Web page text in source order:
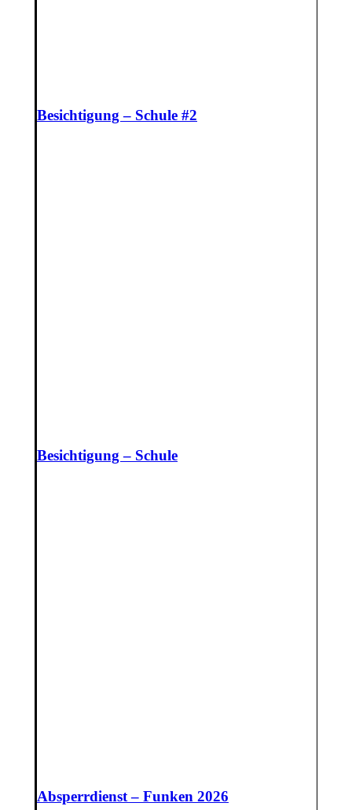
Besichtigung – Schule #2
Besichtigung – Schule
Absperrdienst – Funken 2026